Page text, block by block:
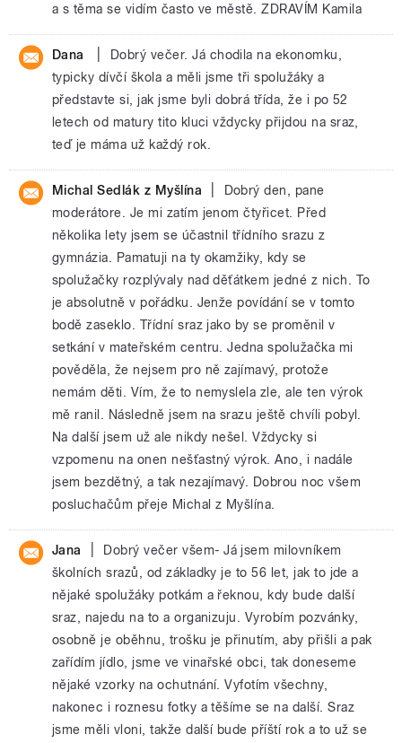
a s těma se vidím často ve městě. ZDRAVÍM Kamila
Dana
Dobrý večer. Já chodila na ekonomku,
typicky dívčí škola a měli jsme tři spolužáky a
představte si, jak jsme byli dobrá třída, že i po 52
letech od matury tito kluci vždycky přijdou na sraz,
teď je máma už každý rok.
Michal Sedlák z Myšlína
Dobrý den, pane
moderátore. Je mi zatím jenom čtyřicet. Před
několika lety jsem se účastnil třídního srazu z
gymnázia. Pamatuji na ty okamžiky, kdy se
spolužačky rozplývaly nad děťátkem jedné z nich. To
je absolutně v pořádku. Jenže povídání se v tomto
bodě zaseklo. Třídní sraz jako by se proměnil v
setkání v mateřském centru. Jedna spolužačka mi
pověděla, že nejsem pro ně zajímavý, protože
nemám děti. Vím, že to nemyslela zle, ale ten výrok
mě ranil. Následně jsem na srazu ještě chvíli pobyl.
Na další jsem už ale nikdy nešel. Vždycky si
vzpomenu na onen nešťastný výrok. Ano, i nadále
jsem bezdětný, a tak nezajímavý. Dobrou noc všem
posluchačům přeje Michal z Myšlína.
Jana
Dobrý večer všem- Já jsem milovníkem
školních srazů, od základky je to 56 let, jak to jde a
nějaké spolužáky potkám a řeknou, kdy bude další
sraz, najedu na to a organizuju. Vyrobím pozvánky,
osobně je oběhnu, trošku je přinutím, aby přišli a pak
zařídím jídlo, jsme ve vinařské obci, tak doneseme
nějaké vzorky na ochutnání. Vyfotím všechny,
nakonec i roznesu fotky a těšíme se na další. Sraz
jsme měli vloni, takže další bude příští rok a to už se